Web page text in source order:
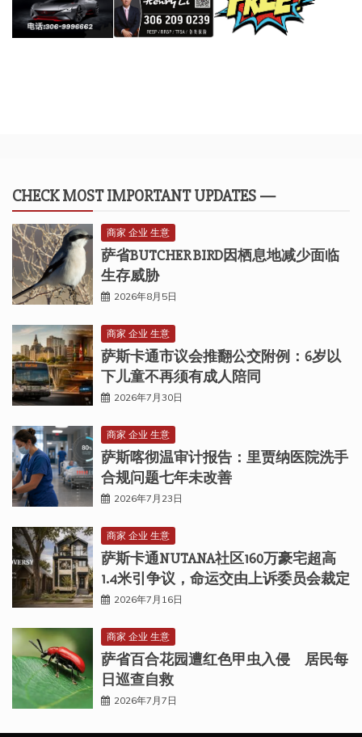
CHECK MOST IMPORTANT UPDATES —
商家 企业 生意
萨省BUTCHER BIRD因栖息地减少面临
生存威胁
2026年8月5日
商家 企业 生意
萨斯卡通市议会推翻公交附例：6岁以
下儿童不再须有成人陪同
2026年7月30日
商家 企业 生意
萨斯喀彻温审计报告：里贾纳医院洗手
合规问题七年未改善
2026年7月23日
商家 企业 生意
萨斯卡通NUTANA社区160万豪宅超高
1.4米引争议，命运交由上诉委员会裁定
2026年7月16日
商家 企业 生意
萨省百合花园遭红色甲虫入侵 居民每
日巡查自救
2026年7月7日